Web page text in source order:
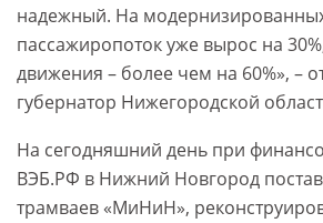
надежный. На
пассажиропоток уже вырос на
движения – более чем на 60%», –
губернатор Нижегородской
На сегодняшний день при
ВЭБ.РФ в Нижний Новгород
трамваев «МиНиН»,